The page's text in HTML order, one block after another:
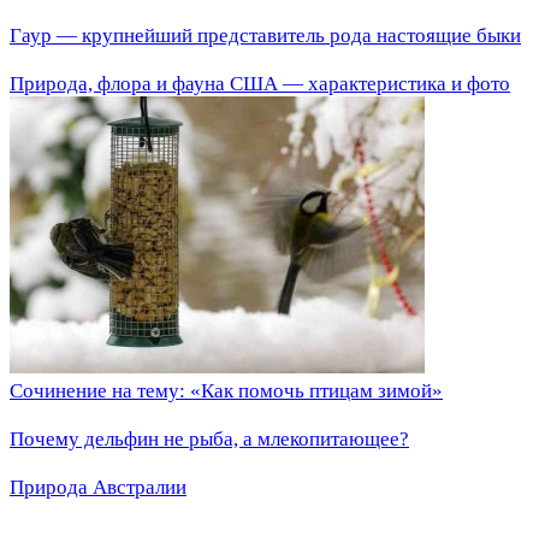
Гаур — крупнейший представитель рода настоящие быки
Природа, флора и фауна США — характеристика и фото
Сочинение на тему: «Как помочь птицам зимой»
Почему дельфин не рыба, а млекопитающее?
Природа Австралии